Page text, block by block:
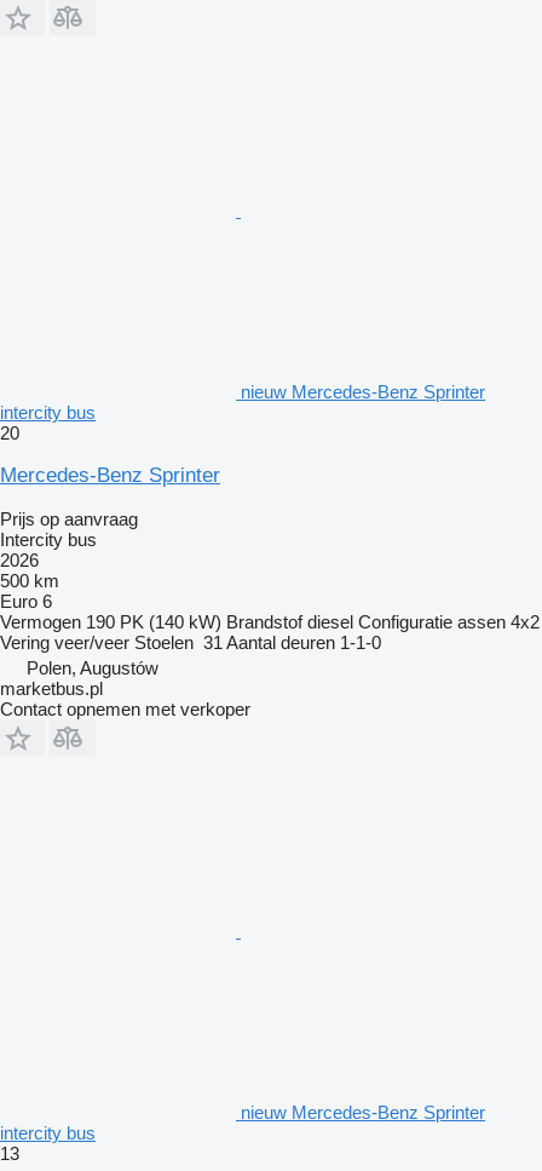
nieuw Mercedes-Benz Sprinter
intercity bus
20
Mercedes-Benz Sprinter
Prijs op aanvraag
Intercity bus
2026
500 km
Euro 6
Vermogen 190 PK (140 kW) Brandstof diesel Configuratie assen 4x2
Vering veer/veer Stoelen 31 Aantal deuren 1-1-0
Polen, Augustów
marketbus.pl
Contact opnemen met verkoper
nieuw Mercedes-Benz Sprinter
intercity bus
13